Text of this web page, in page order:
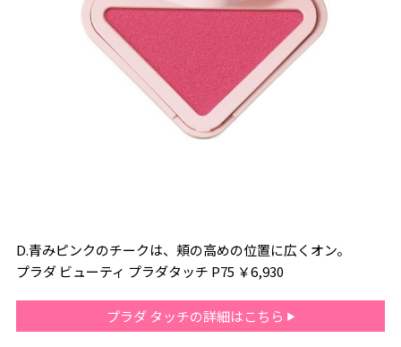
D.青みピンクのチークは、頬の高めの位置に広くオン。
プラダ ビューティ プラダタッチ P75 ￥6,930
プラダ タッチの詳細はこちら